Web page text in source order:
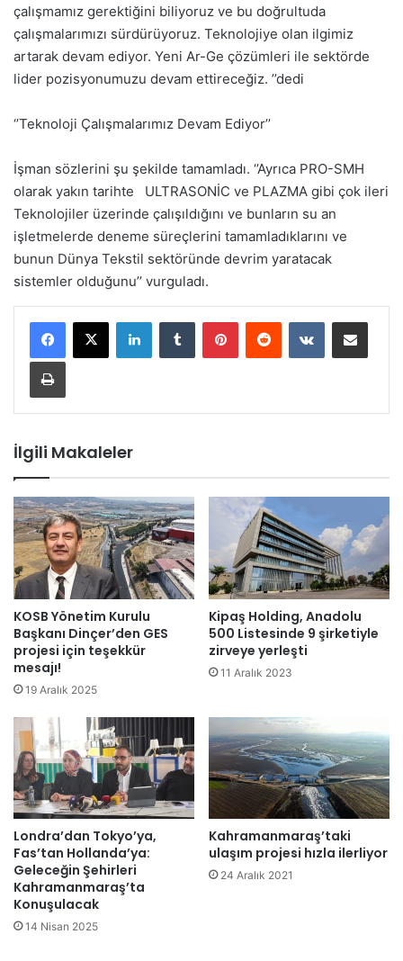
çalışmamız gerektiğini biliyoruz ve bu doğrultuda
çalışmalarımızı sürdürüyoruz. Teknolojiye olan ilgimiz
artarak devam ediyor. Yeni Ar-Ge çözümleri ile sektörde
lider pozisyonumuzu devam ettireceğiz. ’’dedi
‘’Teknoloji Çalışmalarımız Devam Ediyor’’
İşman sözlerini şu şekilde tamamladı. ‘’Ayrıca PRO-SMH
olarak yakın tarihte ULTRASONİC ve PLAZMA gibi çok ileri
Teknolojiler üzerinde çalışıldığını ve bunların su an
işletmelerde deneme süreçlerini tamamladıklarını ve
bunun Dünya Tekstil sektöründe devrim yaratacak
sistemler olduğunu’’ vurguladı.
LinkedInTumblr PinterestReddit VKontakteE-Posta ile paylaş
Yazdır
İlgili Makaleler
KOSB Yönetim Kurulu
Başkanı Dinçer’den GES
projesi için teşekkür
mesajı!
19 Aralık 2025
Kipaş Holding, Anadolu
500 Listesinde 9 şirketiyle
zirveye yerleşti
11 Aralık 2023
Londra’dan Tokyo’ya,
Fas’tan Hollanda’ya:
Geleceğin Şehirleri
Kahramanmaraş’ta
Konuşulacak
14 Nisan 2025
Kahramanmaraş’taki
ulaşım projesi hızla ilerliyor
24 Aralık 2021